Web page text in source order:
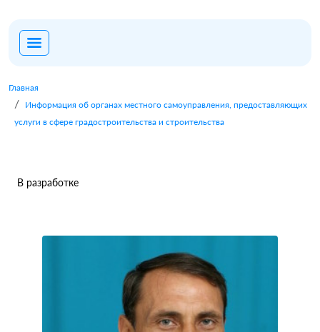
Главная
Информация об органах местного самоуправления, предоставляющих
услуги в сфере градостроительства и строительства
В разработке